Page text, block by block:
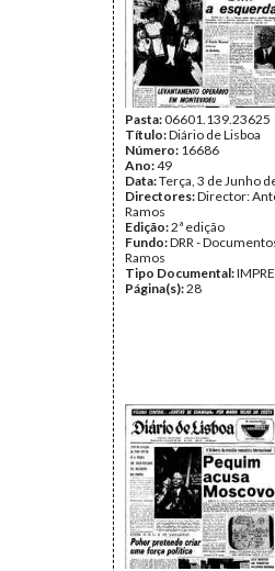
Pasta:06601.139.23625
Título:Diário de Lisboa
Número: 16686
Ano:49
Data:Terça, 3 de Junho
Directores:Director:
Ramos
Edição:2ª edição
Fundo:DRR -
Ramos
Tipo Documental:
Página(s):28